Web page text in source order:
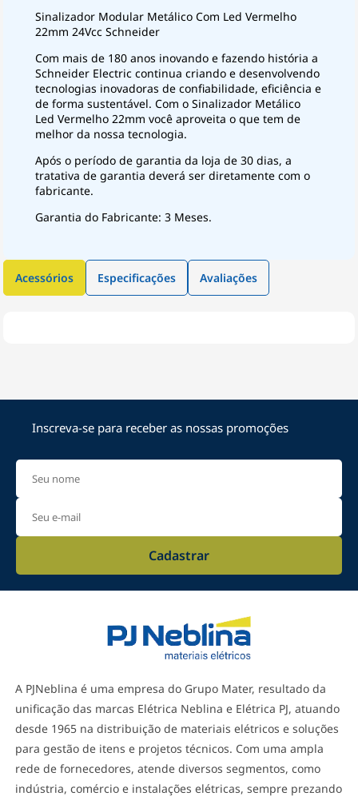
Sinalizador Modular Metálico Com Led Vermelho
22mm 24Vcc Schneider
Com mais de 180 anos inovando e fazendo história a
Schneider Electric continua criando e desenvolvendo
tecnologias inovadoras de confiabilidade, eficiência e
de forma sustentável. Com o Sinalizador Metálico
Led Vermelho 22mm você aproveita o que tem de
melhor da nossa tecnologia.
Após o período de garantia da loja de 30 dias, a
tratativa de garantia deverá ser diretamente com o
fabricante.
Garantia do Fabricante: 3 Meses.
Acessórios Especificações Avaliações
Inscreva-se para receber as nossas promoções
Cadastrar
A PJNeblina é uma empresa do Grupo Mater, resultado da
unificação das marcas Elétrica Neblina e Elétrica PJ, atuando
desde 1965 na distribuição de materiais elétricos e soluções
para gestão de itens e projetos técnicos. Com uma ampla
rede de fornecedores, atende diversos segmentos, como
indústria, comércio e instalações elétricas, sempre prezando